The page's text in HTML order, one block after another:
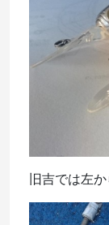
旧吉では左